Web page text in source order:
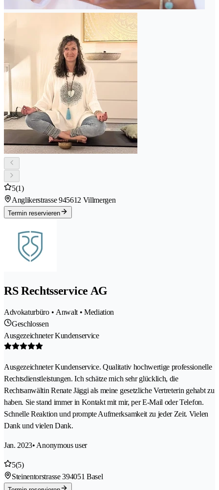
5(1)
Anglikerstrasse 945612 Villmergen
Termin reservieren
RS Rechtsservice AG
Advokaturbüro • Anwalt • Mediation
Geschlossen
Ausgezeichneter Kundenservice
Ausgezeichneter Kundenservice. Qualitativ hochwertige professionelle
Rechtsdienstleistungen. Ich schätze mich sehr glücklich, die
Rechtsanwältin Renate Jäggi als meine gesetzliche Vertreterin gehabt zu
haben. Sie stand immer in Kontakt mit mir, per E-Mail oder Telefon.
Schnelle Reaktion und prompte Aufmerksamkeit zu jeder Zeit. Vielen
Dank und vielen Dank.
Jan. 2023• Anonymous user
5(5)
Steinentorstrasse 394051 Basel